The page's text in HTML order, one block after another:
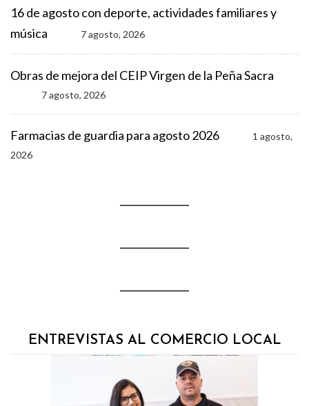
16 de agosto con deporte, actividades familiares y
música
7 agosto, 2026
Obras de mejora del CEIP Virgen de la Peña Sacra
7 agosto, 2026
Farmacias de guardia para agosto 2026
1 agosto,
2026
ENTREVISTAS AL COMERCIO LOCAL